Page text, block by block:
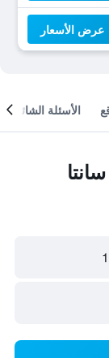
عرض الأسعار
الأسئلة الشائعة